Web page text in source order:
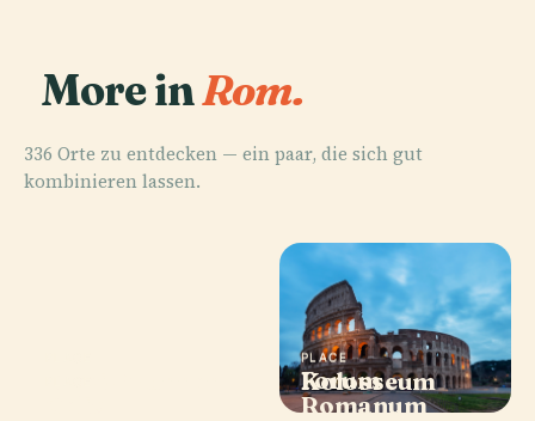
More inRom.
336 Orte zu entdecken — ein paar, die sich gut
kombinieren lassen.
PLACE
Kolosseum
PLACE
Forum
Romanum